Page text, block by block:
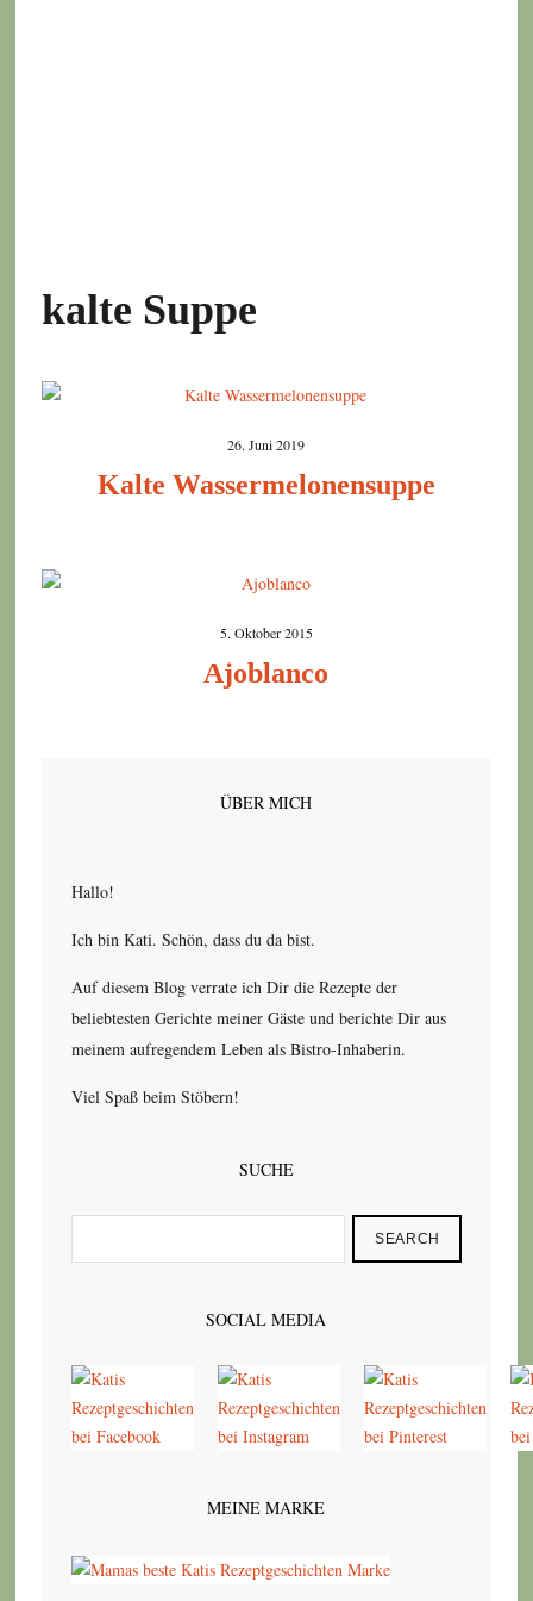
kalte Suppe
26. Juni 2019
Kalte Wassermelonensuppe
5. Oktober 2015
Ajoblanco
ÜBER MICH
Hallo!
Ich bin Kati. Schön, dass du da bist.
Auf diesem Blog verrate ich Dir die Rezepte der
beliebtesten Gerichte meiner Gäste und berichte Dir aus
meinem aufregendem Leben als Bistro-Inhaberin.
Viel Spaß beim Stöbern!
SUCHE
SEARCH
SOCIAL MEDIA
MEINE MARKE